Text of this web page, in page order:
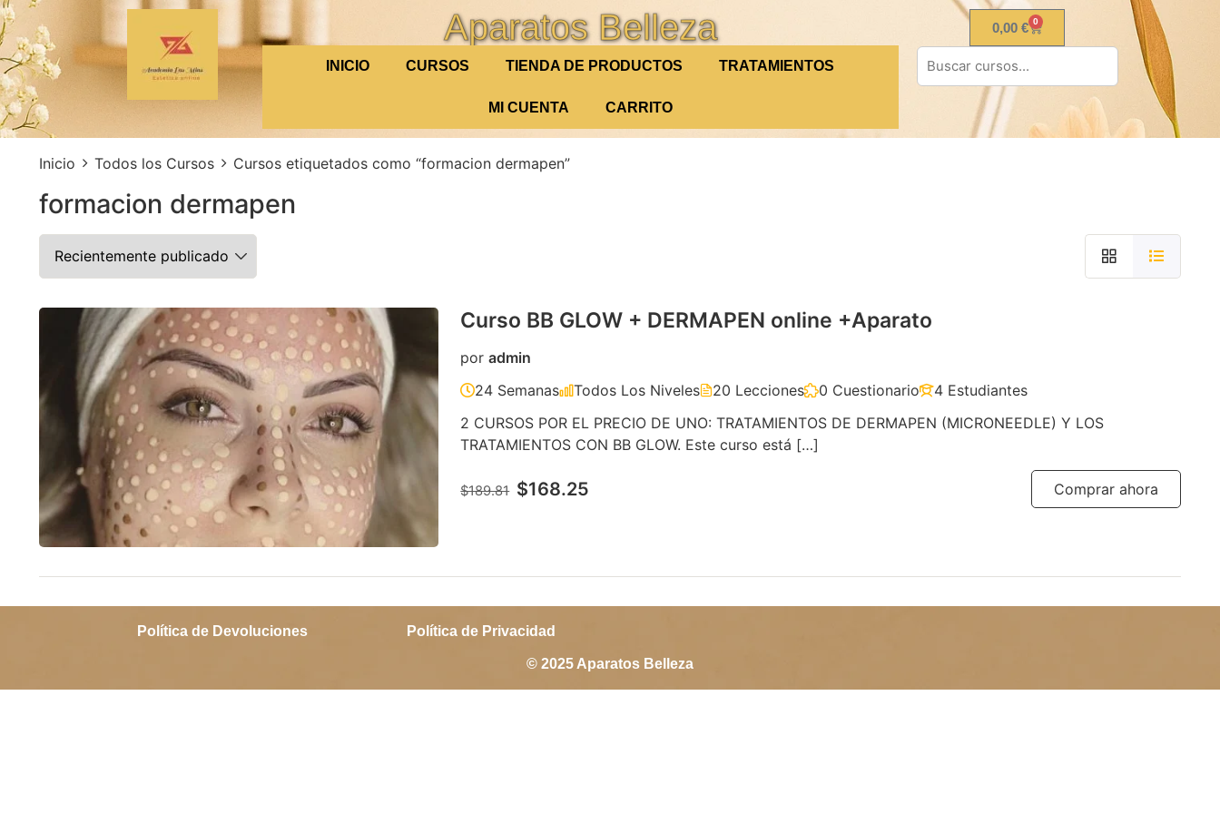
Aparatos Belleza
INICIO CURSOS TIENDA DE PRODUCTOS TRATAMIENTOS
MI CUENTA CARRITO
0,00€ 0
Inicio Todos los Cursos Cursos etiquetados como “formacion dermapen”
formacion dermapen
Curso BB GLOW + DERMAPEN online +Aparato
por admin
24 Semanas
Todos Los Niveles 20 Lecciones 0 Cuestionario
4 Estudiantes
2 CURSOS POR EL PRECIO DE UNO: TRATAMIENTOS DE DERMAPEN (MICRONEEDLE) Y LOS
TRATAMIENTOS CON BB GLOW. Este curso está […]
$189.81 $168.25 Comprar ahora
Política de Devoluciones Política de Privacidad
© 2025 Aparatos Belleza